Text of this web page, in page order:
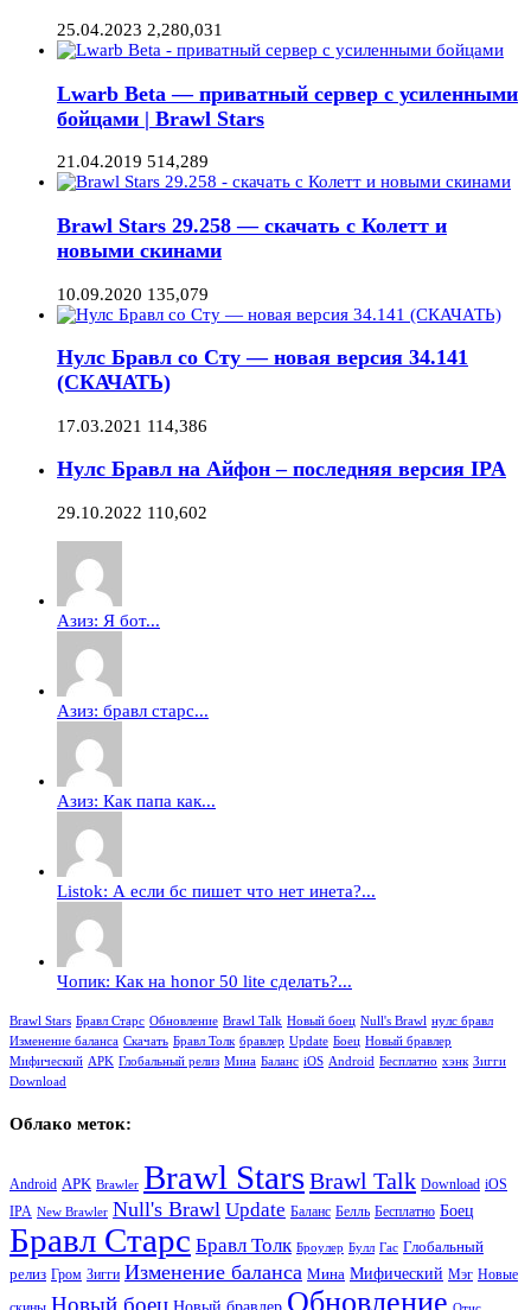
25.04.2023 2,280,031
Lwarb Beta — приватный сервер с усиленными
бойцами | Brawl Stars
21.04.2019 514,289
Brawl Stars 29.258 — скачать с Колетт и
новыми скинами
10.09.2020 135,079
Нулс Бравл со Сту — новая версия 34.141
(СКАЧАТЬ)
17.03.2021 114,386
Нулс Бравл на Айфон – последняя версия IPA
29.10.2022 110,602
Азиз: Я бот...
Азиз: бравл старс...
Азиз: Как папа как...
Listok: А если бс пишет что нет инета?...
Чопик: Как на honor 50 lite сделать?...
Brawl Stars Бравл Старс Обновление Brawl Talk Новый боец Null's Brawl нулс бравл
Изменение баланса Скачать Бравл Толк бравлер Update Боец Новый бравлер
Мифический APK Глобальный релиз Мина Баланс iOS Android Бесплатно хэнк Зигги
Download
Облако меток:
Android APK Brawler Brawl StarsBrawl Talk Download iOS
IPA New Brawler Null's Brawl Update Баланс Белль Бесплатно Боец
Бравл Старс Бравл Толк Броулер Булл Гас Глобальный
релиз Гром Зигги Изменение баланса Мина Мифический Мэг Новые
Новый боец Обновление